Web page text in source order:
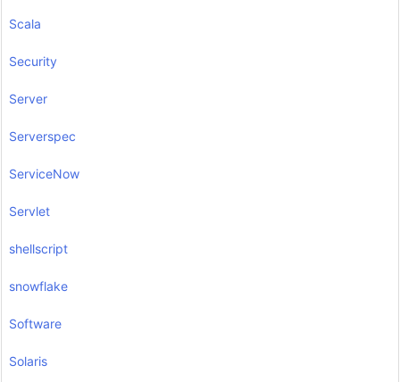
Scala
Security
Server
Serverspec
ServiceNow
Servlet
shellscript
snowflake
Software
Solaris